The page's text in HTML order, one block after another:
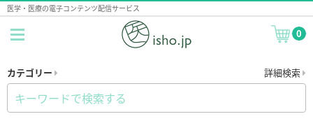
医学・医療の電子コンテンツ配信サービス
0
カテゴリー 詳細検索